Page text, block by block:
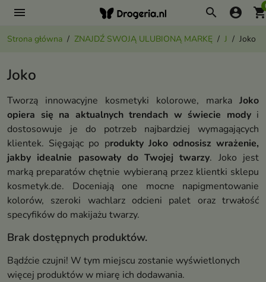
menu search account_circle
Strona główna ZNAJDŹ SWOJĄ ULUBIONĄ MARKĘ J Joko
Joko
Tworzą innowacyjne kosmetyki kolorowe, marka Joko
opiera się na aktualnych trendach w świecie modyi
dostosowuje je do potrzeb najbardziej wymagających
klientek. Sięgając po produkty Joko odnosisz wrażenie,
jakby idealnie pasowały do Twojej twarzy. Joko jest
marką preparatów chętnie wybieraną przez klientki sklepu
kosmetyk.de. Doceniają one mocne napigmentowanie
kolorów, szeroki wachlarz odcieni palet oraz trwałość
specyfików do makijażu twarzy.
Brak dostępnych produktów.
Bądźcie czujni! W tym miejscu zostanie wyświetlonych
więcej produktów w miarę ich dodawania.